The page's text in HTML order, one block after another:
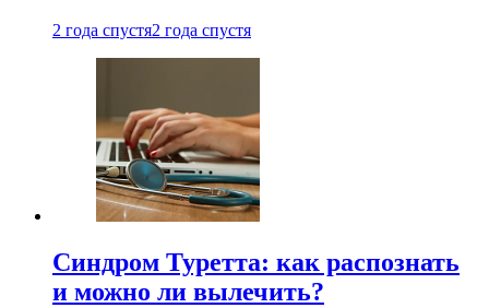
2 года спустя2 года спустя
Синдром Туретта: как распознать
и можно ли вылечить?